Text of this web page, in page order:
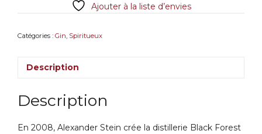
Ajouter à la liste d’envies
Catégories : Gin Spiritueux
Description
Description
En 2008, Alexander Stein crée la distillerie Black Forest